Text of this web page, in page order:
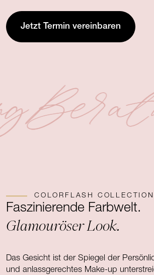
Jetzt Termin vereinbaren
COLORFLASH COLLECTION
Faszinierende Farbwelt.
Glamouröser Look.
Das Gesicht ist der Spiegel der
und anlassgerechtes Make-up